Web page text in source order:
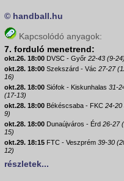
© handball.hu
Kapcsolódó anyagok:
7. forduló menetrend:
okt.26. 18:00 DVSC - Győr 22-43 (9-24)
okt.28. 18:00 Szekszárd - Vác 27-27
16)
okt.28. 18:00 Siófok - Kiskunhalas 31-
(17-13)
okt.28. 18:00 Békéscsaba - FKC 24-20
9)
okt.28. 18:00 Dunaújváros - Érd 26-27
15)
okt.29. 18:15 FTC - Veszprém 39-30
12)
részletek...